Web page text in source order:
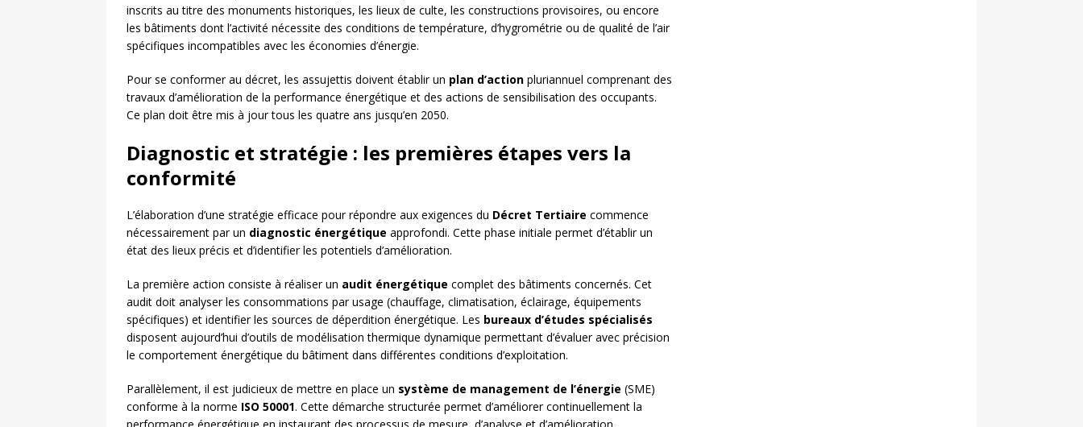
inscrits au titre des monuments historiques, les lieux de culte, les constructions provisoires, ou encore
les bâtiments dont l’activité nécessite des conditions de température, d’hygrométrie ou de qualité de l’air
spécifiques incompatibles avec les économies d’énergie.
Pour se conformer au décret, les assujettis doivent établir un plan d’action pluriannuel comprenant des
travaux d’amélioration de la performance énergétique et des actions de sensibilisation des occupants.
Ce plan doit être mis à jour tous les quatre ans jusqu’en 2050.
Diagnostic et stratégie : les premières étapes vers la
conformité
L’élaboration d’une stratégie efficace pour répondre aux exigences du Décret Tertiaire commence
nécessairement par un diagnostic énergétique approfondi. Cette phase initiale permet d’établir un
état des lieux précis et d’identifier les potentiels d’amélioration.
La première action consiste à réaliser un audit énergétique complet des bâtiments concernés. Cet
audit doit analyser les consommations par usage (chauffage, climatisation, éclairage, équipements
spécifiques) et identifier les sources de déperdition énergétique. Les bureaux d’études spécialisés
disposent aujourd’hui d’outils de modélisation thermique dynamique permettant d’évaluer avec précision
le comportement énergétique du bâtiment dans différentes conditions d’exploitation.
Parallèlement, il est judicieux de mettre en place un système de management de l’énergie (SME)
conforme à la norme ISO 50001. Cette démarche structurée permet d’améliorer continuellement la